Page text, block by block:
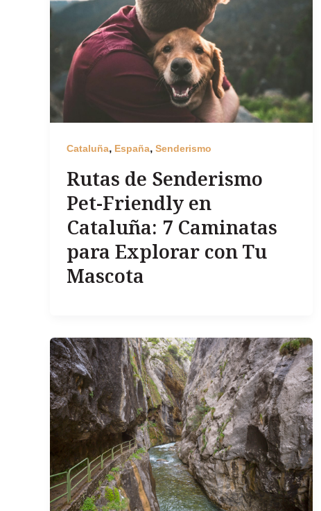
Cataluña, España, Senderismo
Rutas de Senderismo
Pet-Friendly en
Cataluña: 7 Caminatas
para Explorar con Tu
Mascota